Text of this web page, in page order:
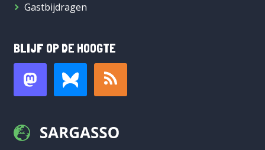
Gastbijdragen
BLIJF OP DE HOOGTE